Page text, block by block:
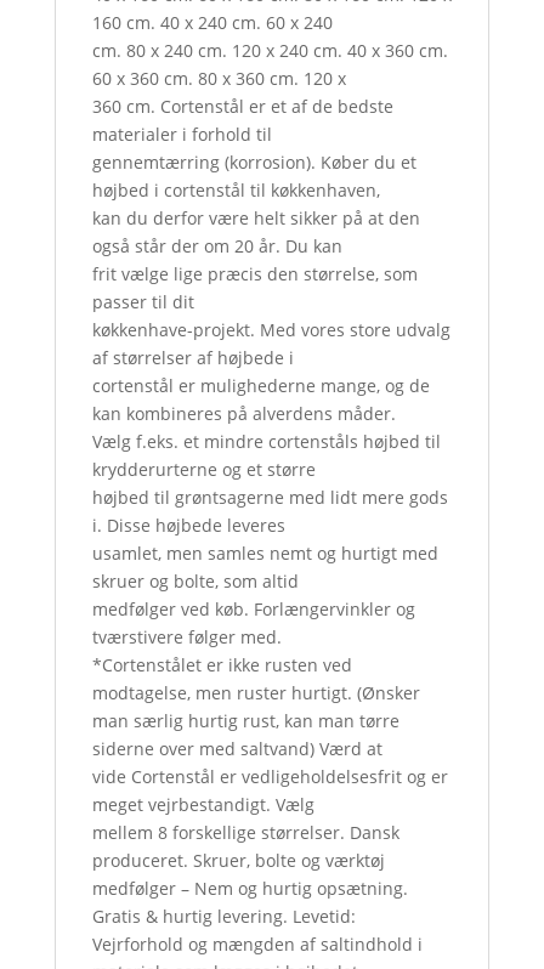
160 cm. 40 x 240 cm. 60 x 240
cm. 80 x 240 cm. 120 x 240 cm. 40 x 360 cm.
60 x 360 cm. 80 x 360 cm. 120 x
360 cm. Cortenstål er et af de bedste
materialer i forhold til
gennemtærring (korrosion). Køber du et
højbed i cortenstål til køkkenhaven,
kan du derfor være helt sikker på at den
også står der om 20 år. Du kan
frit vælge lige præcis den størrelse, som
passer til dit
køkkenhave-projekt. Med vores store udvalg
af størrelser af højbede i
cortenstål er mulighederne mange, og de
kan kombineres på alverdens måder.
Vælg f.eks. et mindre cortenståls højbed til
krydderurterne og et større
højbed til grøntsagerne med lidt mere gods
i. Disse højbede leveres
usamlet, men samles nemt og hurtigt med
skruer og bolte, som altid
medfølger ved køb. Forlængervinkler og
tværstivere følger med.
*Cortenstålet er ikke rusten ved
modtagelse, men ruster hurtigt. (Ønsker
man særlig hurtig rust, kan man tørre
siderne over med saltvand) Værd at
vide Cortenstål er vedligeholdelsesfrit og er
meget vejrbestandigt. Vælg
mellem 8 forskellige størrelser. Dansk
produceret. Skruer, bolte og værktøj
medfølger – Nem og hurtig opsætning.
Gratis & hurtig levering. Levetid:
Vejrforhold og mængden af saltindhold i